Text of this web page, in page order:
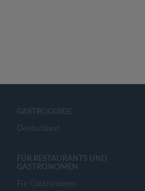
GASTROGUIDE
Deutschland
FÜR RESTAURANTS UND
GASTRONOMEN
Für Gastronomen